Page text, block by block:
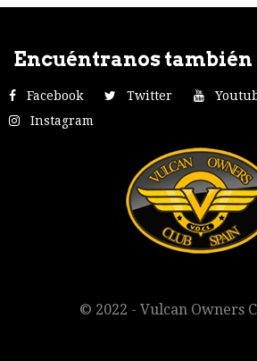
Encuéntranos también
Facebook Twitter
Instagram
© 2022 - Vulcan Owners